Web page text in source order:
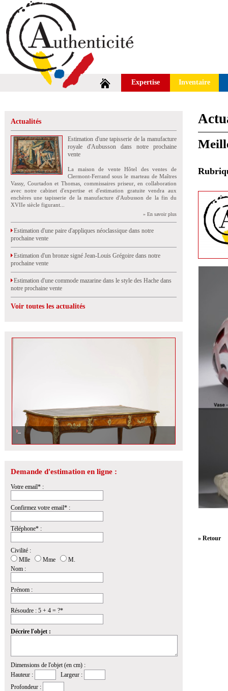
Expertise Inventaire
Actualités
Estimation d'une tapisserie de la manufacture
royale d'Aubusson dans notre prochaine
vente
La maison de vente Hôtel des ventes de
Clermont-Ferrand sous le marteau de Maîtres
Vassy, Courtadon et Thomas, commissaires priseur, en collaboration
avec notre cabinet d'expertise et d'estimation gratuite vendra aux
enchères une tapisserie de la manufacture d'Aubusson de la fin du
XVIIe siècle figurant...
» En savoir plus
Estimation d'une paire d'appliques néoclassique dans notre
prochaine vente
Estimation d'un bronze signé Jean-Louis Grégoire dans notre
prochaine vente
Estimation d'une commode mazarine dans le style des Hache dans
notre prochaine vente
Voir toutes les actualités
Demande d'estimation en ligne :
Votre email* :
Confirmez votre email* :
Téléphone* :
Civilité :
Mlle
Mme
M.
Nom :
Prénom :
Résoudre : 5 + 4 = ?*
Décrire l'objet :
Dimensions de l'objet (en cm) :
Hauteur :
Largeur :
Profondeur :
» Retour